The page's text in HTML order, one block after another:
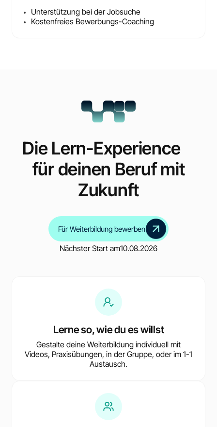
Unterstützung bei der Jobsuche
Kostenfreies Bewerbungs-Coaching
Die Lern-Experience
für deinen Beruf mit
Zukunft
Für Weiterbildung bewerben
Nächster Start am10.08.2026
Lerne so, wie du es willst
Gestalte deine Weiterbildung individuell mit
Videos, Praxisübungen, in der Gruppe, oder im 1-1
Austausch.